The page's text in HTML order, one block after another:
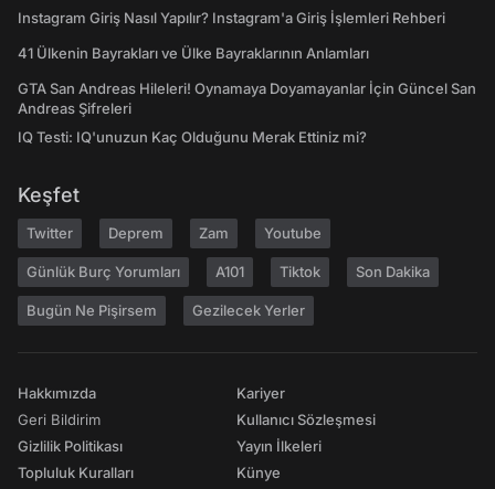
Instagram Giriş Nasıl Yapılır? Instagram'a Giriş İşlemleri Rehberi
41 Ülkenin Bayrakları ve Ülke Bayraklarının Anlamları
GTA San Andreas Hileleri! Oynamaya Doyamayanlar İçin Güncel San
Andreas Şifreleri
IQ Testi: IQ'unuzun Kaç Olduğunu Merak Ettiniz mi?
Keşfet
Twitter Deprem Zam Youtube
Günlük Burç Yorumları A101 Tiktok Son Dakika
Bugün Ne Pişirsem Gezilecek Yerler
Hakkımızda
Geri Bildirim
Gizlilik Politikası
Topluluk Kuralları
Kariyer
Kullanıcı Sözleşmesi
Yayın İlkeleri
Künye